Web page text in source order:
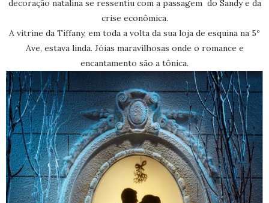
decoração natalina se ressentiu com a passagem do Sandy e da
crise econômica.
A vitrine da Tiffany, em toda a volta da sua loja de esquina na 5º
Ave, estava linda. Jóias maravilhosas onde o romance e
encantamento são a tônica.